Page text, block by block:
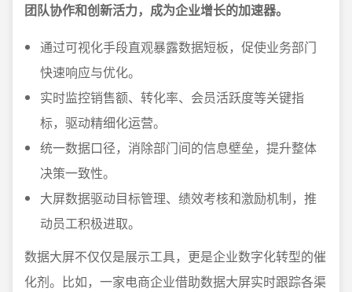
团队协作和创新活力，成为企业增长的加速器。
通过可视化手段直观暴露数据短板，促使业务部门
快速响应与优化。
实时监控销售额、转化率、会员活跃度等关键指
标，驱动精细化运营。
统一数据口径，消除部门间的信息壁垒，提升整体
决策一致性。
大屏数据驱动目标管理、绩效考核和激励机制，推
动员工积极进取。
数据大屏不仅仅是展示工具，更是企业数字化转型的催
化剂。比如，一家电商企业借助数据大屏实时跟踪各渠